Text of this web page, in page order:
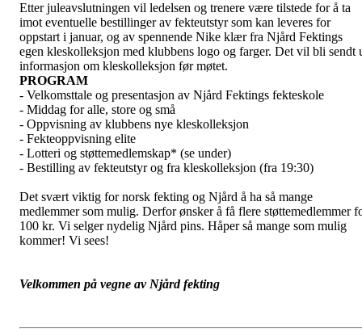
Etter juleavslutningen vil ledelsen og trenere være tilstede for å ta
imot eventuelle bestillinger av fekteutstyr som kan leveres for
oppstart i januar, og av spennende Nike klær fra Njård Fektings
egen kleskolleksjon med klubbens logo og farger. Det vil bli sendt
informasjon om kleskolleksjon før møtet.
PROGRAM
- Velkomsttale og presentasjon av Njård Fektings fekteskole
- Middag for alle, store og små
- Oppvisning av klubbens nye kleskolleksjon
- Fekteoppvisning elite
- Lotteri og støttemedlemskap* (se under)
- Bestilling av fekteutstyr og fra kleskolleksjon (fra 19:30)
Det svært viktig for norsk fekting og Njård å ha så mange
medlemmer som mulig. Derfor ønsker å få flere støttemedlemmer
100 kr. Vi selger nydelig Njård pins. Håper så mange som mulig
kommer! Vi sees!
Velkommen på vegne av Njård fekting